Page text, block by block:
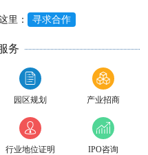
里： 寻求合作
务
园区规划 产业招商
行业地位证明 IPO咨询